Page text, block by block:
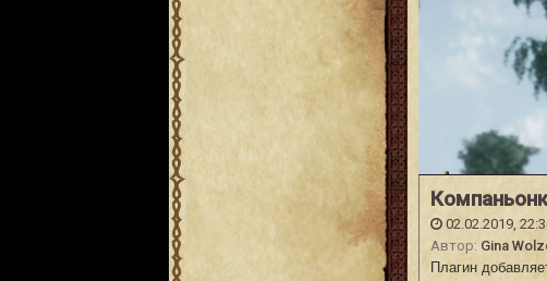
02.02.2019,
Автор: Gina
Плагин